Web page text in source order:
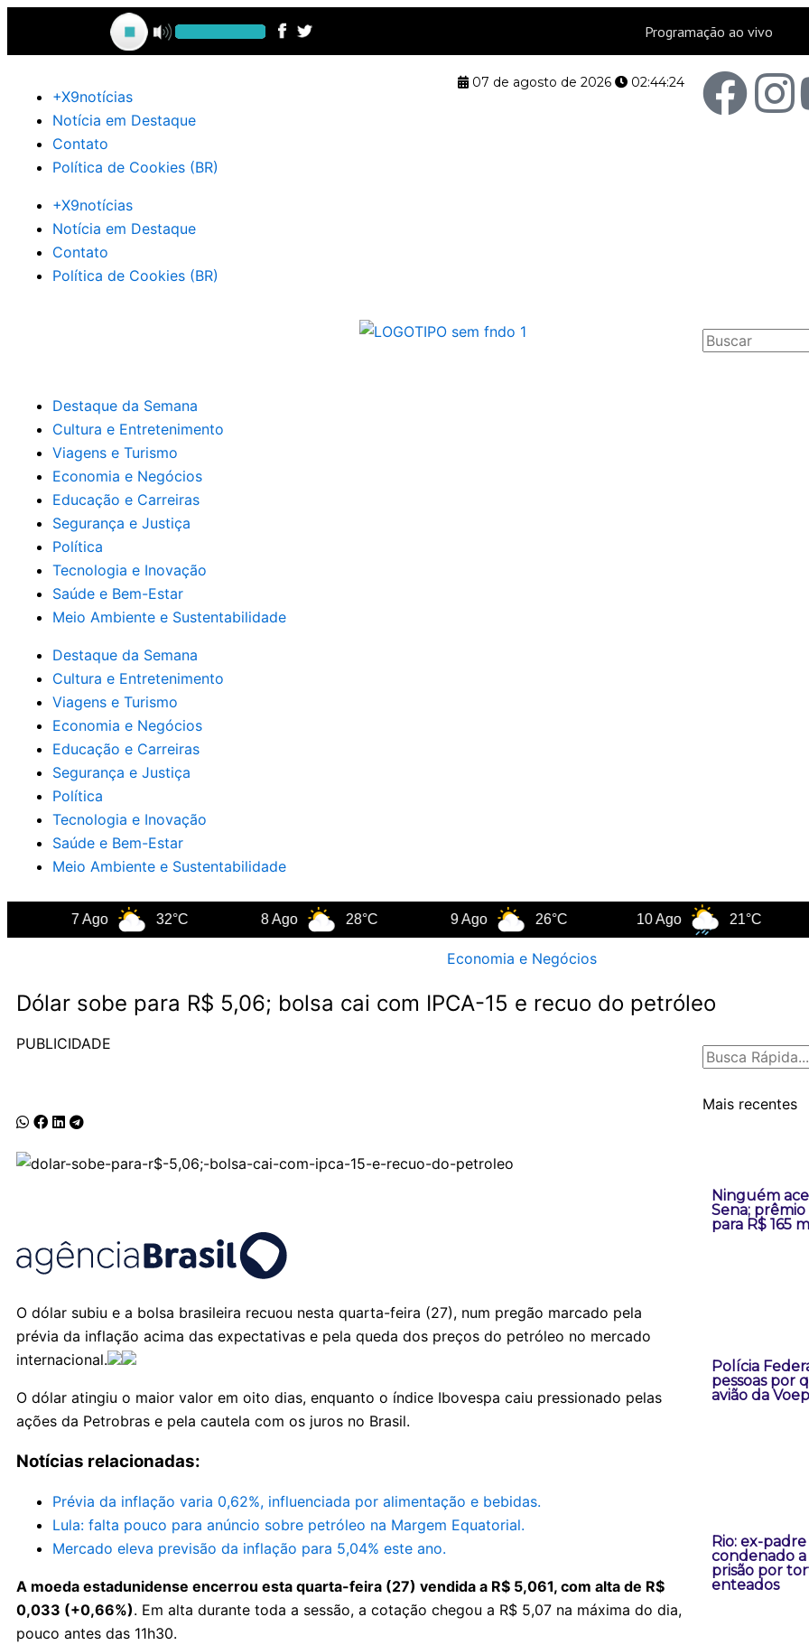
Ir
o
+X9notícias
Notícia em Destaque
Contato
Política de Cookies (BR)
+X9notícias
Notícia em Destaque
Contato
Política de Cookies (BR)
07 de agosto de 2026 02:44:25
F
o
o
I
g
r
Pesquisar
Destaque da Semana
Cultura e Entretenimento
Viagens e Turismo
Economia e Negócios
Educação e Carreiras
Segurança e Justiça
Política
Tecnologia e Inovação
Saúde e Bem-Estar
Meio Ambiente e Sustentabilidade
Destaque da Semana
Cultura e Entretenimento
Viagens e Turismo
Economia e Negócios
Educação e Carreiras
Segurança e Justiça
Política
Tecnologia e Inovação
Saúde e Bem-Estar
Meio Ambiente e Sustentabilidade
32°C 28°C 26°C 21°C
Economia e Negócios
Dólar sobe para R$ 5,06; bolsa cai com IPCA-15 e recuo do petróleo
PUBLICIDADE
O dólar subiu e a bolsa brasileira recuou nesta quarta-feira (27), num pregão marcado pela
prévia da inflação acima das expectativas e pela queda dos preços do petróleo no mercado
internacional.
O dólar atingiu o maior valor em oito dias, enquanto o índice Ibovespa caiu pressionado pelas
ações da Petrobras e pela cautela com os juros no Brasil.
Notícias relacionadas:
Prévia da inflação varia 0,62%, influenciada por alimentação e bebidas.
Lula: falta pouco para anúncio sobre petróleo na Margem Equatorial.
Mercado eleva previsão da inflação para 5,04% este ano.
A moeda estadunidense encerrou esta quarta-feira (27) vendida a R$ 5,061, com alta de R$
0,033 (+0,66%). Em alta durante toda a sessão, a cotação chegou a R$ 5,07 na máxima do dia,
pouco antes das 11h30.
Pesquisar
Mais recentes
Ninguém
Sena;
para R$ 165
Polícia
pessoas por
avião da
Rio: ex-padre
condenado
prisão por
enteados